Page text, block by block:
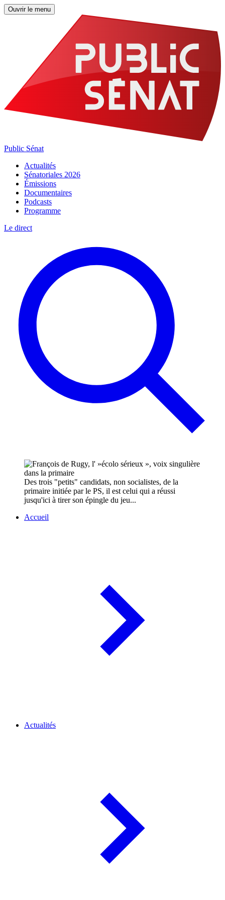
Ouvrir le menu
Public Sénat
Actualités
Sénatoriales 2026
Émissions
Documentaires
Podcasts
Programme
Le direct
Des trois "petits" candidats, non socialistes, de la
primaire initiée par le PS, il est celui qui a réussi
jusqu'ici à tirer son épingle du jeu...
Accueil
Actualités